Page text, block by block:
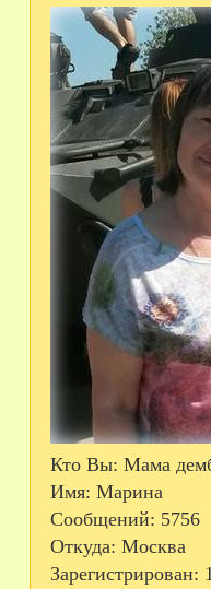
Кто Вы: Мама
Имя: Марина
Сообщений: 5756
Откуда: Москва
Зарегистрирован: